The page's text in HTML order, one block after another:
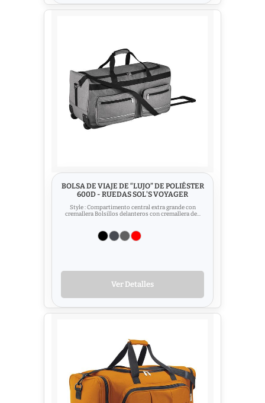
BOLSA DE VIAJE DE “LUJO” DE POLIÉSTER
600D - RUEDAS SOL'S VOYAGER
Style : Compartimento central extra grande con
cremallera Bolsillos delanteros con cremallera de...
Ver Detalles